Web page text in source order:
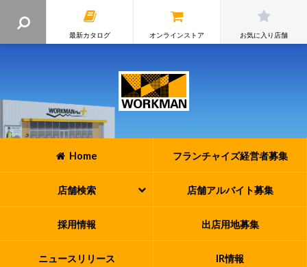
最新カタログ オンラインストア お気に入り店舗
Home フランチャイズ経営者募集
店舗検索 店舗アルバイト募集
採用情報 出店用地募集
ニュースリリース IR情報